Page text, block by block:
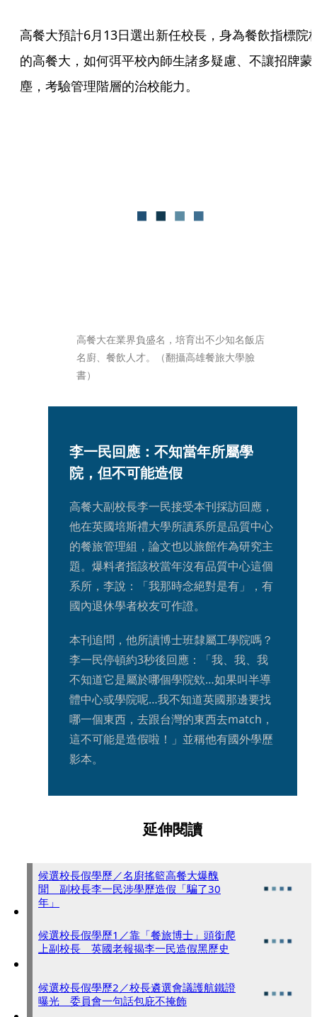
高餐大預計6月13日選出新任校長，身為餐飲指標院
的高餐大，如何弭平校內師生諸多疑慮、不讓招牌蒙
塵，考驗管理階層的治校能力。
高餐大在業界負盛名，培育出不少知名飯店
名廚、餐飲人才。（翻攝高雄餐旅大學臉
書）
李一民回應：不知當年所屬學
院，但不可能造假
高餐大副校長李一民接受本刊採訪回應，
他在英國培斯禮大學所讀系所是品質中心
的餐旅管理組，論文也以旅館作為研究主
題。爆料者指該校當年沒有品質中心這個
系所，李說：「我那時念絕對是有」，有
國內退休學者校友可作證。
本刊追問，他所讀博士班隸屬工學院嗎？
李一民停頓約3秒後回應：「我、我、我
不知道它是屬於哪個學院欸…如果叫半導
體中心或學院呢…我不知道英國那邊要找
哪一個東西，去跟台灣的東西去match，
這不可能是造假啦！」並稱他有國外學歷
影本。
延伸閱讀
候選校長假學歷／名廚搖籃高餐大爆醜
聞 副校長李一民涉學歷造假「騙了30
年」
候選校長假學歷1／靠「餐旅博士」頭銜爬
上副校長 英國老報揭李一民造假黑歷史
候選校長假學歷2／校長遴選會議護航鐵證
曝光 委員會一句話包庇不掩飾